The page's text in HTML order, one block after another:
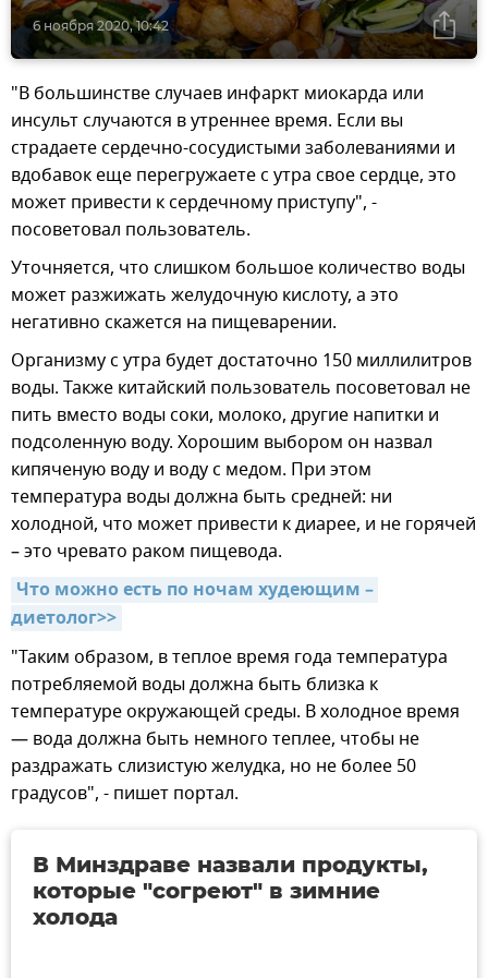
6 ноября 2020, 10:42
"В большинстве случаев инфаркт миокарда или
инсульт случаются в утреннее время. Если вы
страдаете сердечно-сосудистыми заболеваниями и
вдобавок еще перегружаете с утра свое сердце, это
может привести к сердечному приступу", -
посоветовал пользователь.
Уточняется, что слишком большое количество воды
может разжижать желудочную кислоту, а это
негативно скажется на пищеварении.
Организму с утра будет достаточно 150 миллилитров
воды. Также китайский пользователь посоветовал не
пить вместо воды соки, молоко, другие напитки и
подсоленную воду. Хорошим выбором он назвал
кипяченую воду и воду с медом. При этом
температура воды должна быть средней: ни
холодной, что может привести к диарее, и не горячей
– это чревато раком пищевода.
Что можно есть по ночам худеющим –
диетолог>>
"Таким образом, в теплое время года температура
потребляемой воды должна быть близка к
температуре окружающей среды. В холодное время
— вода должна быть немного теплее, чтобы не
раздражать слизистую желудка, но не более 50
градусов", - пишет портал.
В Минздраве назвали продукты,
которые "согреют" в зимние
холода